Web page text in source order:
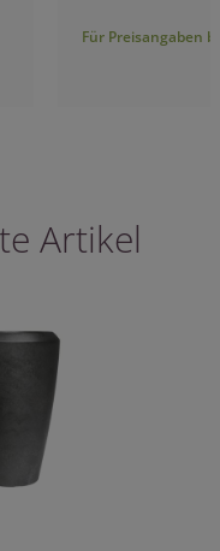
Für Preisangaben
Artikel